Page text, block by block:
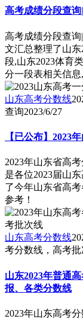
高考成绩分段查
高考成绩分段查
文汇总整理了山东
段,山东2023体育
分一段表相关信息
山东高考分数线
查询2023/6/27
【已公布】2023
2023年山东省高
是各位2023届山
了今年山东省高
参考！
山东高考分数线
考分数线，高考
山东2023年普通
报、各类分数线
2023年山东高考